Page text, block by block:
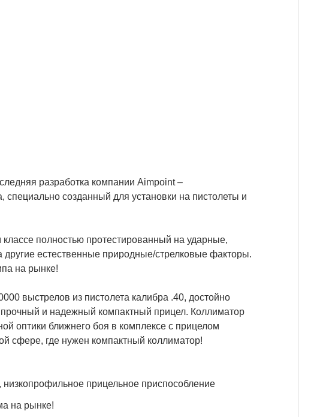
разработка компании Aimpoint –
созданный для установки на пистолеты и
полностью протестированный на ударные,
естественные природные/стрелковые факторы.
на рынке!
выстрелов из пистолета калибра .40, достойно
и надежный компактный прицел. Коллиматор
оптики ближнего боя в комплексе с прицелом
сфере, где нужен компактный коллиматор!
низкопрофильное прицельное приспособление
на рынке!